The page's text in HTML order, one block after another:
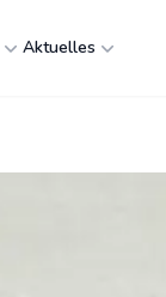
Aktuelles